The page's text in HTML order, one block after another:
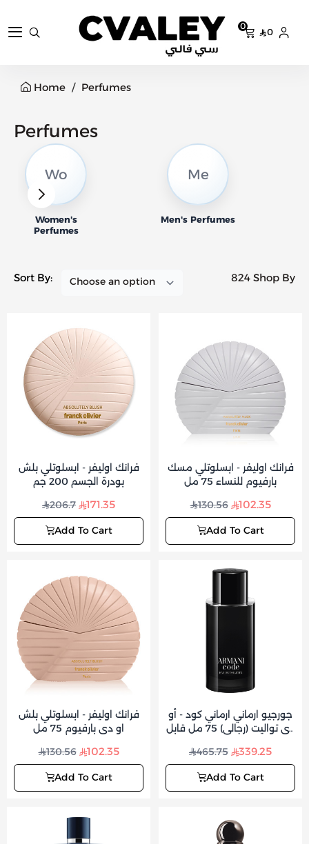
سي فالي
0
0
Home Perfumes
Perfumes
Wo
Women's
Perfumes
Me
Men's Perfumes
Sort By: 824 Shop By
فرانك اوليفر - ابسلوتلي بلش
بودرة الجسم 200 جم
206.7
171.35
Add To Cart
فرانك اوليفر - ابسلوتلي مسك
بارفيوم للنساء 75 مل
130.56
102.35
Add To Cart
فرانك اوليفر - ابسلوتلي بلش
او دي بارفيوم 75 مل
130.56
102.35
Add To Cart
جورجيو ارماني ارماني كود - أو
دي تواليت (رجالي) 75 مل قابل
465.75 339.25
Add To Cart